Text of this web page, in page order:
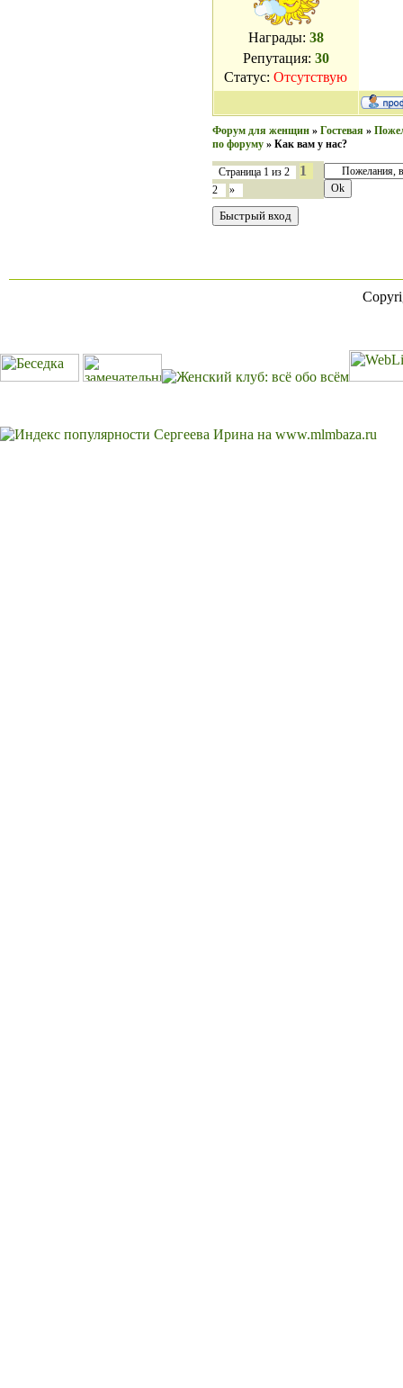
Награды: 38
Репутация: 30
Статус:Отсутствую
Форум для женщин » Гостевая »
по форуму » Как вам у нас?
Страница 1 из 2 1
2 »